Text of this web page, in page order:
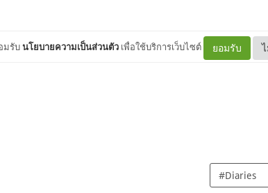
มรับนโยบายความเป็นส่วนตัว เพื่อใช้บริการเว็บไซต์ ยอมรับ